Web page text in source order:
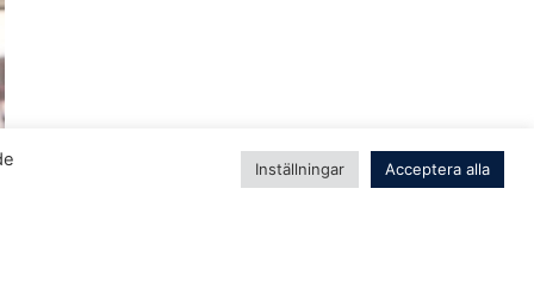
Inställningar Acceptera alla